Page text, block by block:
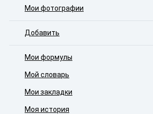
Мои фотографии
Добавить
Мои формулы
Мой словарь
Мои закладки
Моя история